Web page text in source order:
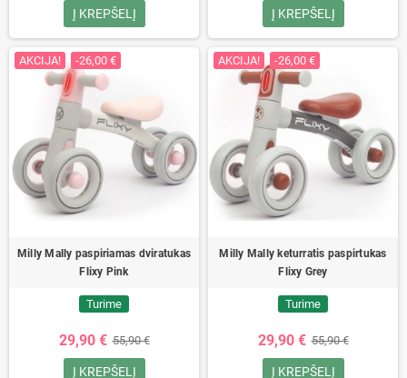
Į KREPŠELĮ Į KREPŠELĮ
AKCIJA! -26,00 €
Milly Mally paspiriamas dviratukas
Flixy Pink
Turime
29,90 € 55,90 €
Į KREPŠELĮ
AKCIJA! -26,00 €
Milly Mally keturratis paspirtukas
Flixy Grey
Turime
29,90 € 55,90 €
Į KREPŠELĮ